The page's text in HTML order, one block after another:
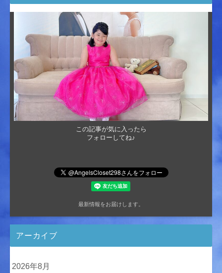
この記事が気に入ったら
フォローしてね♪
最新情報をお届けします。
アーカイブ
2026年8月